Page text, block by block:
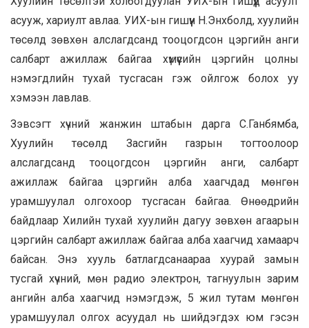
асууж, хариулт авлаа. УИХ-ын гишүүн Н.Энхболд, хуулийн
төсөлд зөвхөн алслагдсанд тооцогдсон цэргийн анги
салбарт ажиллаж байгаа хүмүүсийн цэргийн цолны
нэмэгдлийн тухай тусгасан гэж ойлгож болох уу
хэмээн лавлав.
Зэвсэгт хүчний жанжин штабын дарга С.Ганбямба,
Хуулийн төсөлд Засгийн газрын тогтоолоор
алслагдсанд тооцогдсон цэргийн анги, салбарт
ажиллаж байгаа цэргийн алба хаагчдад мөнгөн
урамшуулал олгохоор тусгасан байгаа. Өнөөдрийн
байдлаар Хилийн тухай хуулийн дагуу зөвхөн агаарын
цэргийн салбарт ажиллаж байгаа алба хаагчид хамаарч
байсан. Энэ хууль батлагдсанаараа хуурай замын
тусгай хүчний, мөн радио электрон, тагнуулын зарим
ангийн алба хаагчид нэмэгдэж, 5 жил тутам мөнгөн
урамшуулал олгох асуудал нь шийдэгдэх юм гэсэн